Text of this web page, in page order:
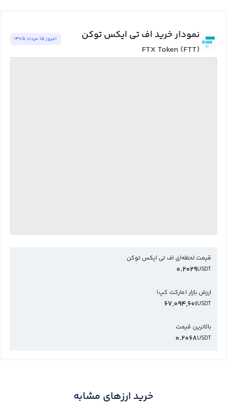
نمودار خرید اف تی ایکس توکن
FTX Token (FTT)
امروز ١٥ مرداد ١٤٠٥
قیمت لحظه‌ای اف تی ایکس توکن
USDT
0.2029
ارزش بازار (مارکت کپ)
USDT
67,094,601
بالاترین قیمت
USDT
0.2068
خرید ارزهای مشابه